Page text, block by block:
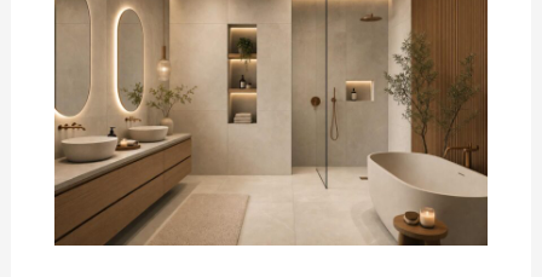
lequel
choisir